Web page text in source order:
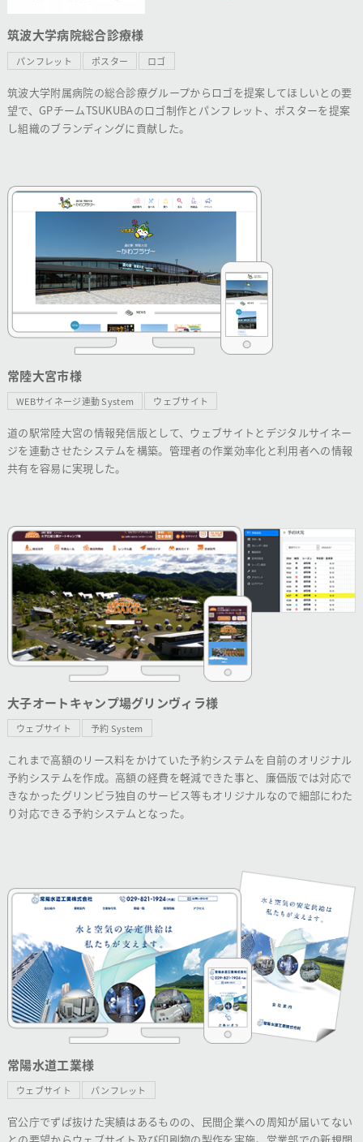
筑波大学病院総合診療様
パンフレット ポスター ロゴ
筑波大学附属病院の総合診療グループからロゴを提案してほしいとの要
望で、GPチームTSUKUBAのロゴ制作とパンフレット、ポスターを提案
し組織のブランディングに貢献した。
常陸大宮市様
WEBサイネージ連動 System ウェブサイト
道の駅常陸大宮の情報発信版として、ウェブサイトとデジタルサイネー
ジを連動させたシステムを構築。管理者の作業効率化と利用者への情報
共有を容易に実現した。
大子オートキャンプ場グリンヴィラ様
ウェブサイト 予約 System
これまで高額のリース料をかけていた予約システムを自前のオリジナル
予約システムを作成。高額の経費を軽減できた事と、廉価版では対応で
きなかったグリンビラ独自のサービス等もオリジナルなので細部にわた
り対応できる予約システムとなった。
常陽水道工業様
ウェブサイト パンフレット
官公庁でずば抜けた実績はあるものの、民間企業への周知が届いてない